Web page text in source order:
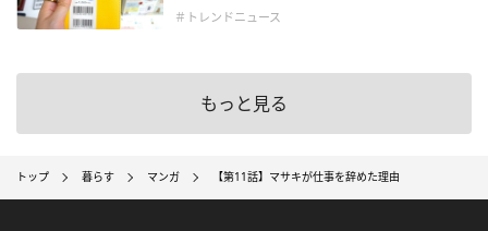
＃トレンドニュース
もっと見る
トップ 暮らす マンガ 【第11話】マサキが仕事を辞めた理由